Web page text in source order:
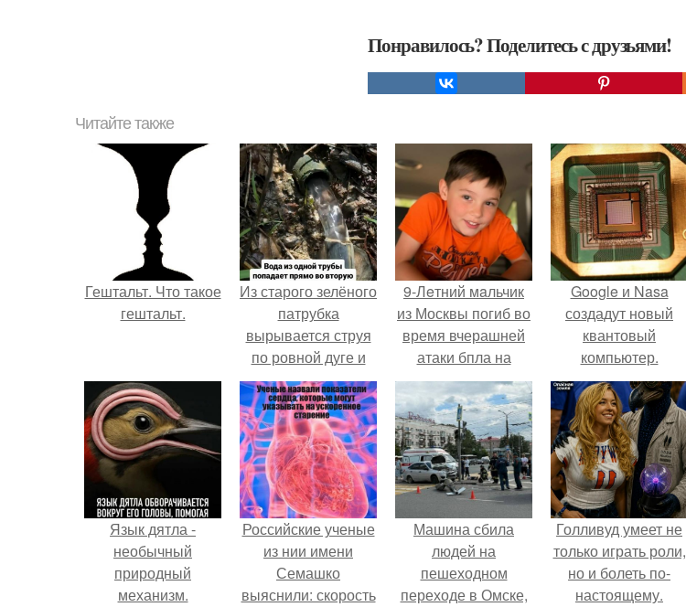
Понравилось? Поделитесь с друзьями!
Читайте также
Гештальт. Что такое
гештальт.
Из старого зелёного
патрубка
вырывается струя
по ровной дуге и
точно попадает в
отверстие нижней
трубы.
9-Лeтний мaльчик
из Москвы погиб во
время вчерашней
атаки бпла на
пляже под
Геленджиком.
Google и Nasa
создадут новый
квантовый
компьютер.
Язык дятла -
необычный
природный
механизм.
Российские ученые
из нии имени
Семашко
выяснили: скорость
Машина сбила
людей на
пешеходном
переходе в Омске,
Голливуд умеет не
только играть роли,
но и болеть по-
настоящему.